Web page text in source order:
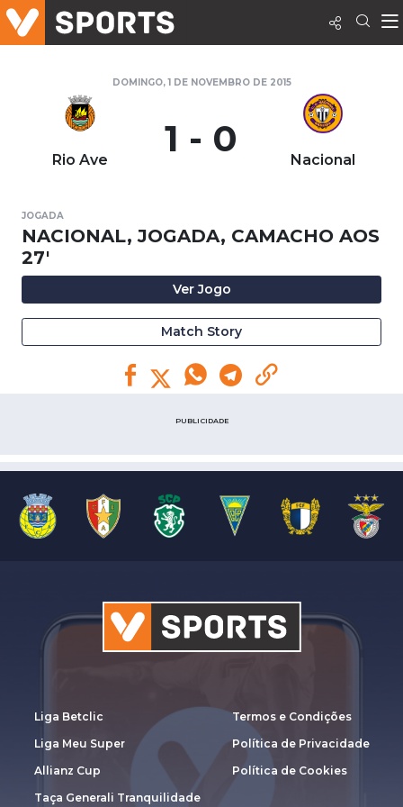
DOMINGO, 1 DE NOVEMBRO DE 2015
Rio Ave 1 - 0 Nacional
JOGADA
NACIONAL, JOGADA, CAMACHO AOS
27'
Ver Jogo
Match Story
PUBLICIDADE
Liga Betclic
Liga Meu Super
Allianz Cup
Taça Generali Tranquilidade
Termos e Condições
Política de Privacidade
Política de Cookies